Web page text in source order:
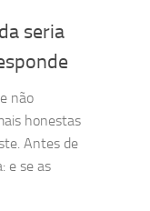
seria
não
honestas
Antes de
e se as